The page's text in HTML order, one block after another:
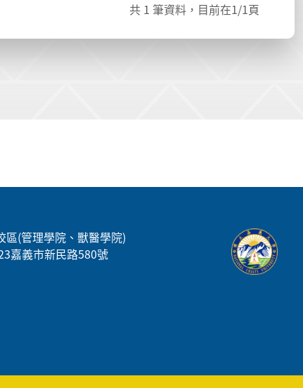
共 1 筆資料，目前在1/1頁
區(管理學院、獸醫學院)
嘉義市新民路580號